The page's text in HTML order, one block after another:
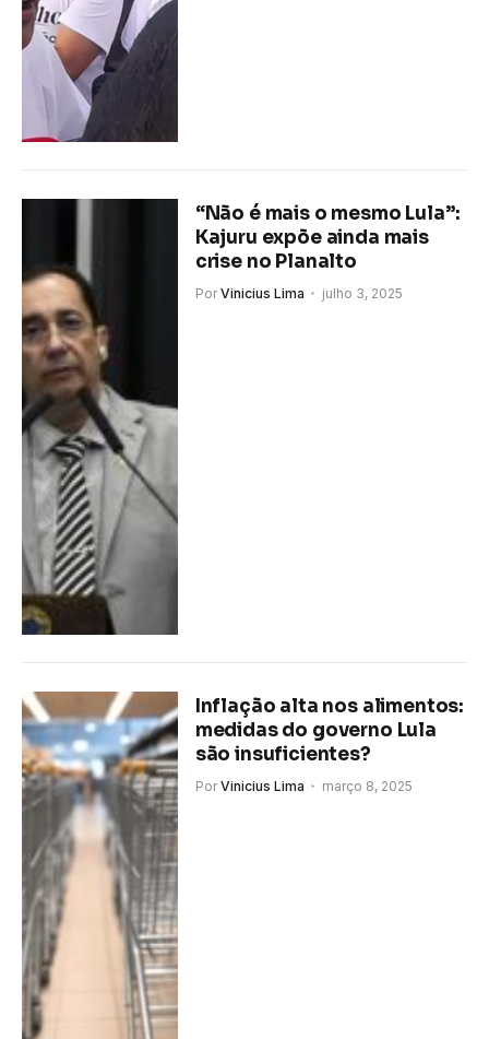
“Não é mais o mesmo Lula”:
Kajuru expõe ainda mais
crise no Planalto
Por Vinicius Lima julho 3, 2025
Inflação alta nos alimentos:
medidas do governo Lula
são insuficientes?
Por Vinicius Lima março 8, 2025